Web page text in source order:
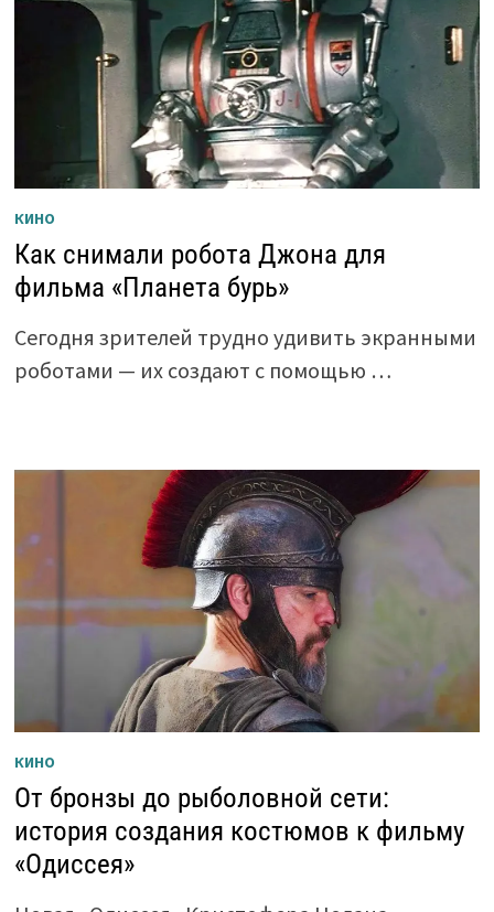
КИНО
Как снимали робота Джона для
фильма «Планета бурь»
Сегодня зрителей трудно удивить экранными
роботами — их создают с помощью …
КИНО
От бронзы до рыболовной сети:
история создания костюмов к фильму
«Одиссея»